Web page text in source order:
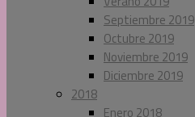
Septiembre 2019
Octubre 2019
Noviembre 2019
Diciembre 2019
2018
Enero 2018